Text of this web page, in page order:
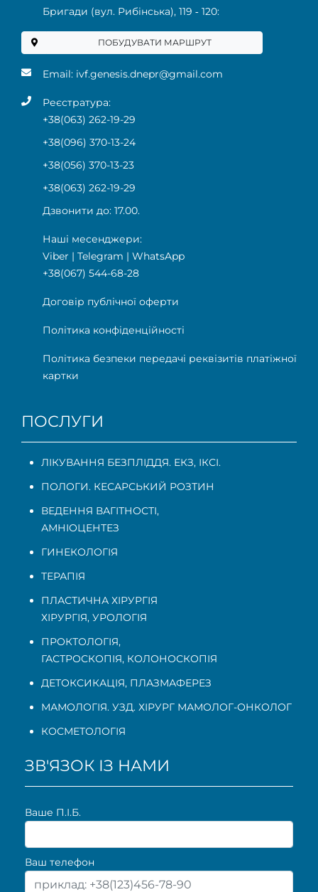
Бригади (вул. Рибінська), 119 ‑ 120:
ПОБУДУВАТИ МАРШРУТ
Email: ivf.genesis.dnepr@gmail.com
Реєстратура:
+38(063) 262-19-29
+38(096) 370-13-24
+38(056) 370-13-23
+38(063) 262-19-29
Дзвонити до: 17.00.
Наші месенджери:
Viber | Telegram | WhatsApp
+38(067) 544-68-28
Договір публічної оферти
Політика конфіденційності
Політика безпеки передачі реквізитів платіжної
картки
ПОСЛУГИ
ЛІКУВАННЯ БЕЗПЛІДДЯ. ЕКЗ, ІКСІ.
ПОЛОГИ. КЕСАРСЬКИЙ РОЗТИН
ВЕДЕННЯ ВАГІТНОСТІ,
АМНІОЦЕНТЕЗ
ГИНЕКОЛОГІЯ
ТЕРАПІЯ
ПЛАСТИЧНА ХІРУРГІЯ
ХІРУРГІЯ, УРОЛОГІЯ
ПРОКТОЛОГІЯ,
ГАСТРОСКОПІЯ, КОЛОНОСКОПІЯ
ДЕТОКСИКАЦІЯ, ПЛАЗМАФЕРЕЗ
МАМОЛОГІЯ. УЗД. ХІРУРГ МАМОЛОГ-ОНКОЛОГ
КОСМЕТОЛОГІЯ
ЗВ'ЯЗОК ІЗ НАМИ
Ваше П.I.Б.
Ваш телефон